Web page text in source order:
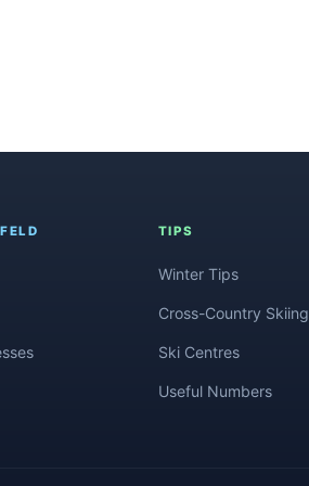
TIPS
Winter Tips
Cross-Country Skiing
Ski Centres
Useful Numbers